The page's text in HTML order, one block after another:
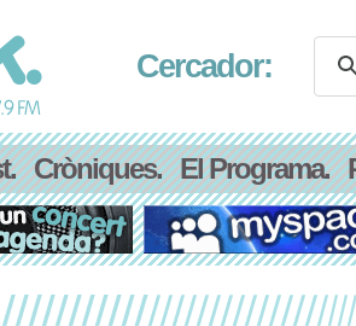
Cercador:
Cròniques. El Programa.